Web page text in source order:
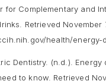
for Complementary and
Retrieved November
health/energy-
Dentistry. (n.d.). Energy
to know. Retrieved